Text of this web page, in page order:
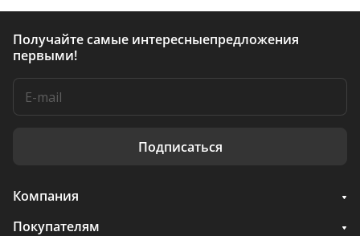
Получайте самые интересныепредложения
первыми!
Подписаться
Компания
Покупателям